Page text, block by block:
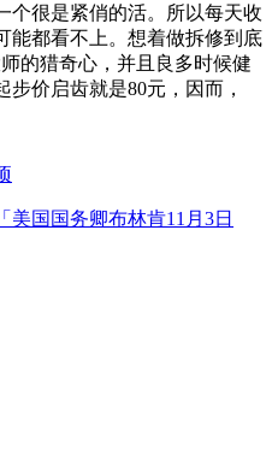
个很是紧俏的活。所以每天收
能都看不上。想着做拆修到底
的猎奇心，并且良多时候健
价启齿就是80元，因而，
美国国务卿布林肯11月3日